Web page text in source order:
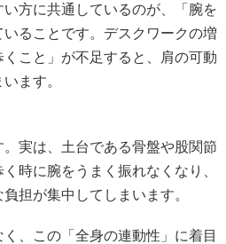
方に共通しているのが、「腕を
ることです。デスクワークの増
こと」が不足すると、肩の可動
ます。
実は、土台である骨盤や股関節
時に腕をうまく振れなくなり、
担が集中してしまいます。
、この「全身の連動性」に着目